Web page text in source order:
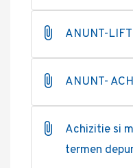
ANUNT-
ANUNT-
Achizitie si
termen